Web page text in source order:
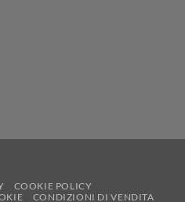
COOKIE POLICY
CONDIZIONI DI VENDITA